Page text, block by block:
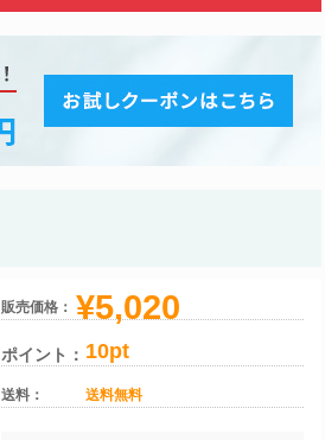
販売価格： ¥5,020
ポイント： 10pt
送料： 送料無料